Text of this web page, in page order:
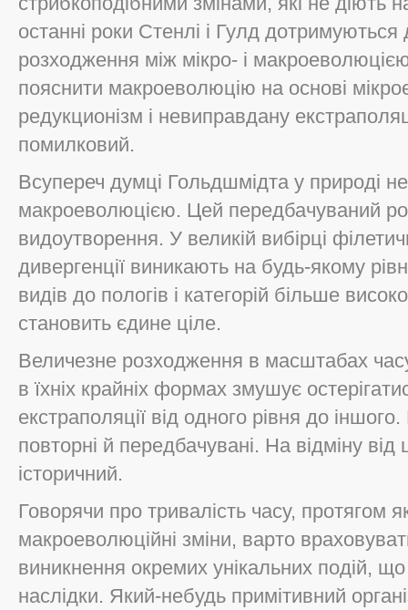
останні роки Стенлі і Гулд дотримуються
розходження між мікро- і
пояснити макроеволюцію на основі
редукционізм і невиправдану
помилковий.
Всупереч думці Гольдшмідта у природі не
макроеволюцією. Цей передбачуваний
видоутворення. У великій вибірці
дивергенції виникають на будь-якому
видів до пологів і категорій більше
становить єдине ціле.
Величезне розходження в масштабах
в їхніх крайніх формах змушує
екстраполяції від одного рівня до
повторні й передбачувані. На відміну
історичний.
Говорячи про тривалість часу, протягом
макроеволюційні зміни, варто
виникнення окремих унікальних подій,
наслідки. Який-небудь примітивний